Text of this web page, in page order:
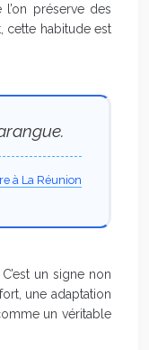
préserve des
cette habitude est
à La Réunion
un signe non
une adaptation
un véritable